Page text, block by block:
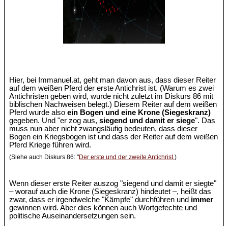
Hier, bei Immanuel.at, geht man davon aus, dass dieser Reiter
auf dem weißen Pferd der erste Antichrist ist. (Warum es zwei
Antichristen geben wird, wurde nicht zuletzt im Diskurs 86 mit
biblischen Nachweisen belegt.) Diesem Reiter auf dem weißen
Pferd wurde alsoein Bogen und eine Krone (Siegeskranz)
gegeben. Und "er zog aus,siegend und damit er siege". Das
muss nun aber nicht zwangsläufig bedeuten, dass dieser
Bogen ein Kriegsbogen ist und dass der Reiter auf dem weißen
Pferd Kriege führen wird.
(Siehe auch Diskurs 86: "Der erste und der zweite Antichrist.)
Wenn dieser erste Reiter auszog "siegend und damit er siegte"
– worauf auch die Krone (Siegeskranz) hindeutet –, heißt das
zwar, dass er irgendwelche "Kämpfe" durchführen und immer
gewinnen wird. Aber dies können auch Wortgefechte und
politische Auseinandersetzungen sein.